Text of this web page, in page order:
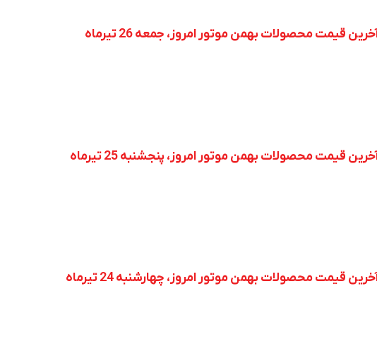
قیمت محصولات بهمن موتور امروز، جمعه 26 تیرماه
قیمت محصولات بهمن موتور امروز، پنجشنبه 25 تیرماه
قیمت محصولات بهمن موتور امروز، چهارشنبه 24 تیرماه